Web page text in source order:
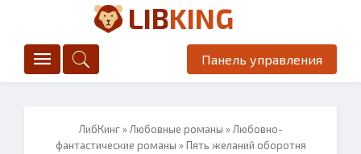
LIBKING
Панель управления
ЛибКинг»Любовные романы »Любовно-
фантастические романы » Пять желаний оборотня